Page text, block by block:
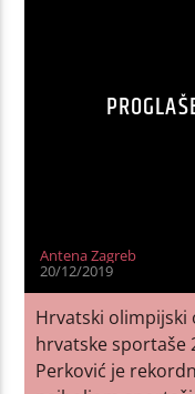
Antena Zagreb
20/12/2019
Hrvatski
hrvatske sportaše
Perković je